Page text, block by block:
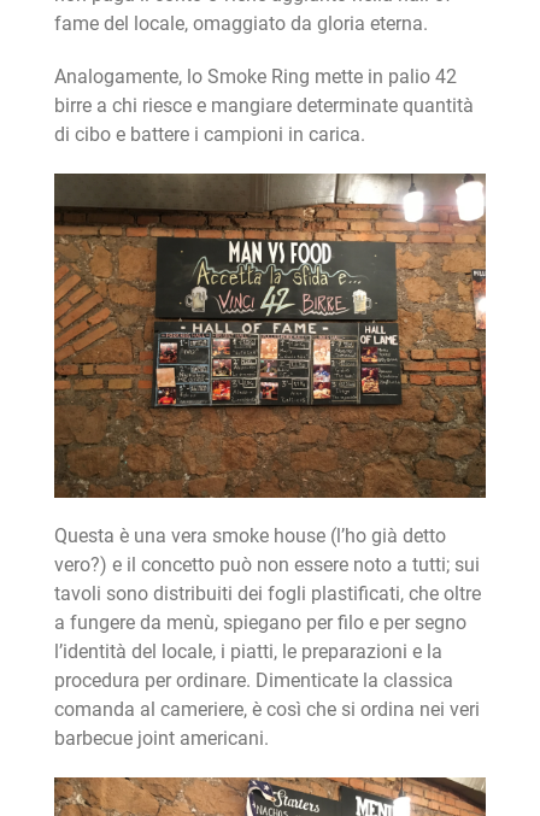
fame del locale, omaggiato da gloria eterna.
Analogamente, lo Smoke Ring mette in palio 42
birre a chi riesce e mangiare determinate quantità
di cibo e battere i campioni in carica.
Questa è una vera smoke house (l’ho già detto
vero?) e il concetto può non essere noto a tutti; sui
tavoli sono distribuiti dei fogli plastificati, che oltre
a fungere da menù, spiegano per filo e per segno
l’identità del locale, i piatti, le preparazioni e la
procedura per ordinare. Dimenticate la classica
comanda al cameriere, è così che si ordina nei veri
barbecue joint americani.